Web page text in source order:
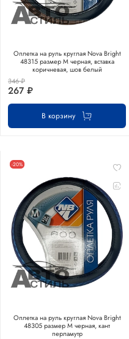
Оплетка на руль круглая Nova Bright
48315 размер М черная, вставка
коричневая, шов белый
346 ₽
267 ₽
В корзину
-20%
Оплетка на руль круглая Nova Bright
48305 размер М черная, кант
перламутр